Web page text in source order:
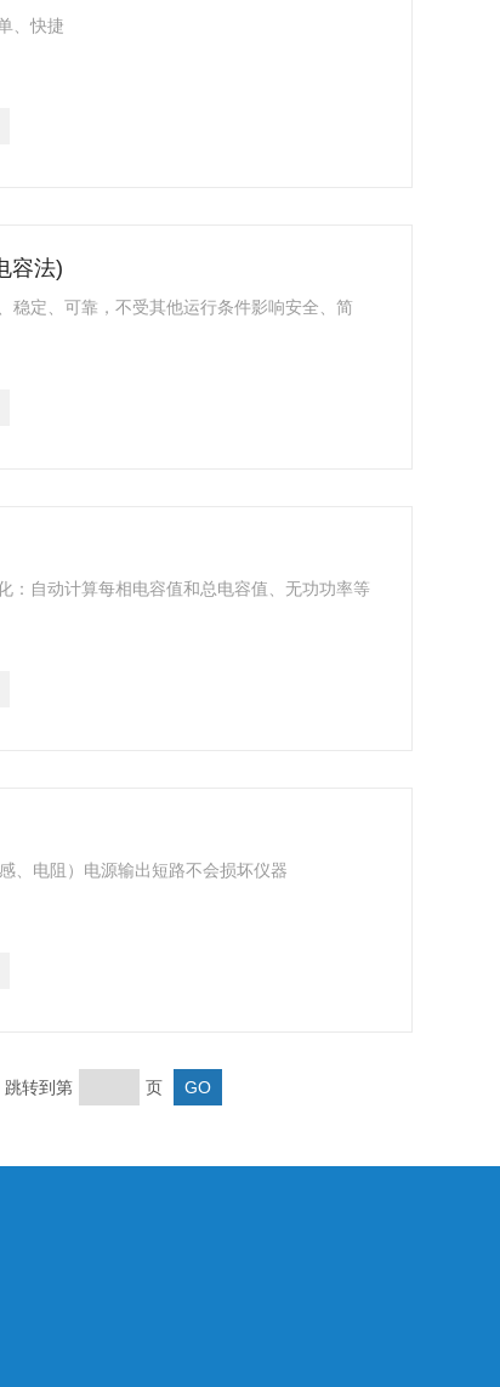
、快捷
容法)
稳定、可靠，不受其他运行条件影响安全、简
：自动计算每相电容值和总电容值、无功功率等
、电阻）电源输出短路不会损坏仪器
跳转到第 页